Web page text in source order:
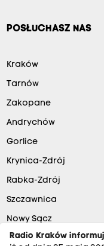
POSŁUCHASZ NAS
Kraków
Tarnów
Zakopane
Andrychów
Gorlice
Krynica-Zdrój
Rabka-Zdrój
Szczawnica
Nowy Sącz
Radio Kraków